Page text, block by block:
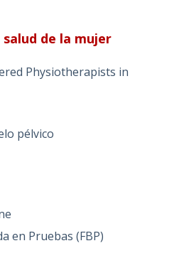
de la mujer
Physiotherapists in
pélvico
en Pruebas (FBP)